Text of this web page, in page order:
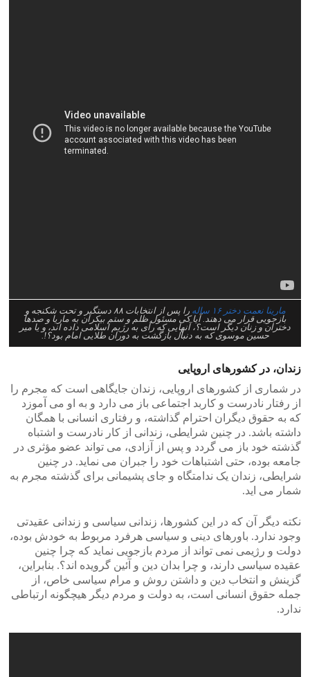
مارینا نعمت دختر ۱۶ ساله
را پس از انتخابات ۸۸ دستگیر و تحت شکنجه و
بازجویی قرار می دهند. آیا کی مسئول ظلم و ستم بیکران به ماریا و صدها
دختران و زنان دیگر است؟، آنهایی که رأی به رژیم اسلامی داده اند، و یا میر
حسین موسوی که به دنبال بازگشت به دوران طلایی امام بود؟!.
زندان، در کشورهای اروپایی
در شماری از کشورهای اروپایی، زندان جایگاهی است که مجرم را
از رفتار نادرست و کاربد اجتماعی باز می دارد و به او می آموزد
که به حقوق دیگران احترام گذاشته، و رفتاری انسانی با همگان
داشته باشد. در چنین شرایطی، زندانی از کار نادرست و اشتباه
گذشته خود باز می گردد و پس از آزادی، می تواند عضو مؤثری در
جامعه بوده، حتی اشتباهات خود را جبران می نماید. در چنین
شرایطی، زندان یک ندامتگاه و جای پشیمانی برای گذشته مجرم به
شمار می اید.
نکته دیگر آن که در این کشورها، زندانی سیاسی و زندانی عقیدتی
وجود ندارد. باورهای دینی و سیاسی هرفرد مربوط به خودش بوده،
دولت و رژیمی نمی تواند از مردم بازجویی نماید که چرا چنین
عقیده سیاسی دارند، و چرا بدان دین و آئین گرویده اند؟. بنابراین،
گزینش و انتخاب دین و داشتن روش و مرام سیاسی خاص، از
جمله حقوق انسانی است، به دولت و مردم دیگر هیچگونه ارتباطی
ندارد.